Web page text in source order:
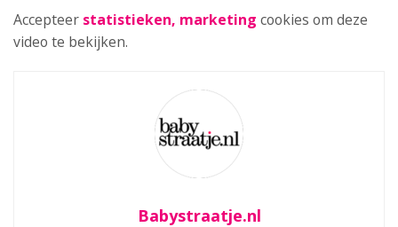
Accepteer statistieken, marketing cookies om deze
video te bekijken.
Babystraatje.nl